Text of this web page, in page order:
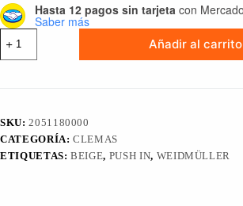
Hasta 12 pagos sin tarjeta con
Saber más
BORNE
DE
CONEXIÓN
PUSH
IN
800
Añadir al carrito
SKU:2051180000
CATEGORÍA:CLEMAS
ETIQUETAS:BEIGE, PUSH IN, WEIDMÜLLER